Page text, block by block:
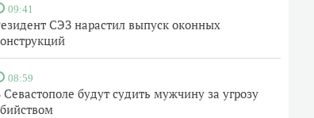
09:41
СЭЗ нарастил выпуск оконных
08:59
Севастополе будут судить мужчину за угрозу